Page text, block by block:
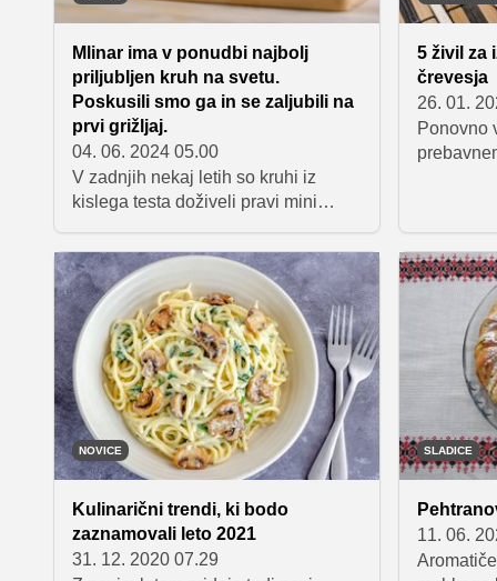
številne
naše
skriva
Mlinar ima v ponudbi najbolj
priljubljen kruh na svetu.
Poskusili smo ga in se zaljubili na
prvi grižljaj.
04. 06. 2024 05.00
V zadnjih nekaj letih so kruhi iz
kislega testa doživeli pravi mini
kislim kruhom se zbirajo na forumih
in družbenih omrežjih, kjer si delijo
recepte in nasvete, pri Mlinarjevih
strokovnjakih pa hranijo skrivnost
priprave najboljšega kislega testa.
5 živil za
črevesja
26. 01.
Ponovno
NOVICE
Kulinarični trendi, ki bodo
zaznamovali leto 2021
31. 12. 2020 07.29
SLADICE
11. 06.